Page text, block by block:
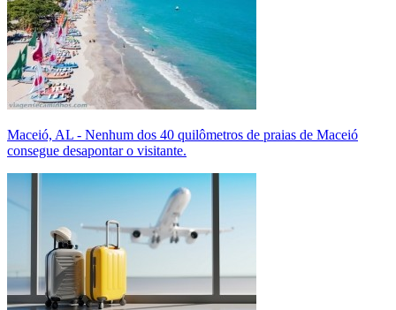
Maceió, AL - Nenhum dos 40 quilômetros de praias de Maceió
consegue desapontar o visitante.